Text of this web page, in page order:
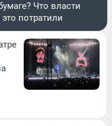
Что власти
потратили